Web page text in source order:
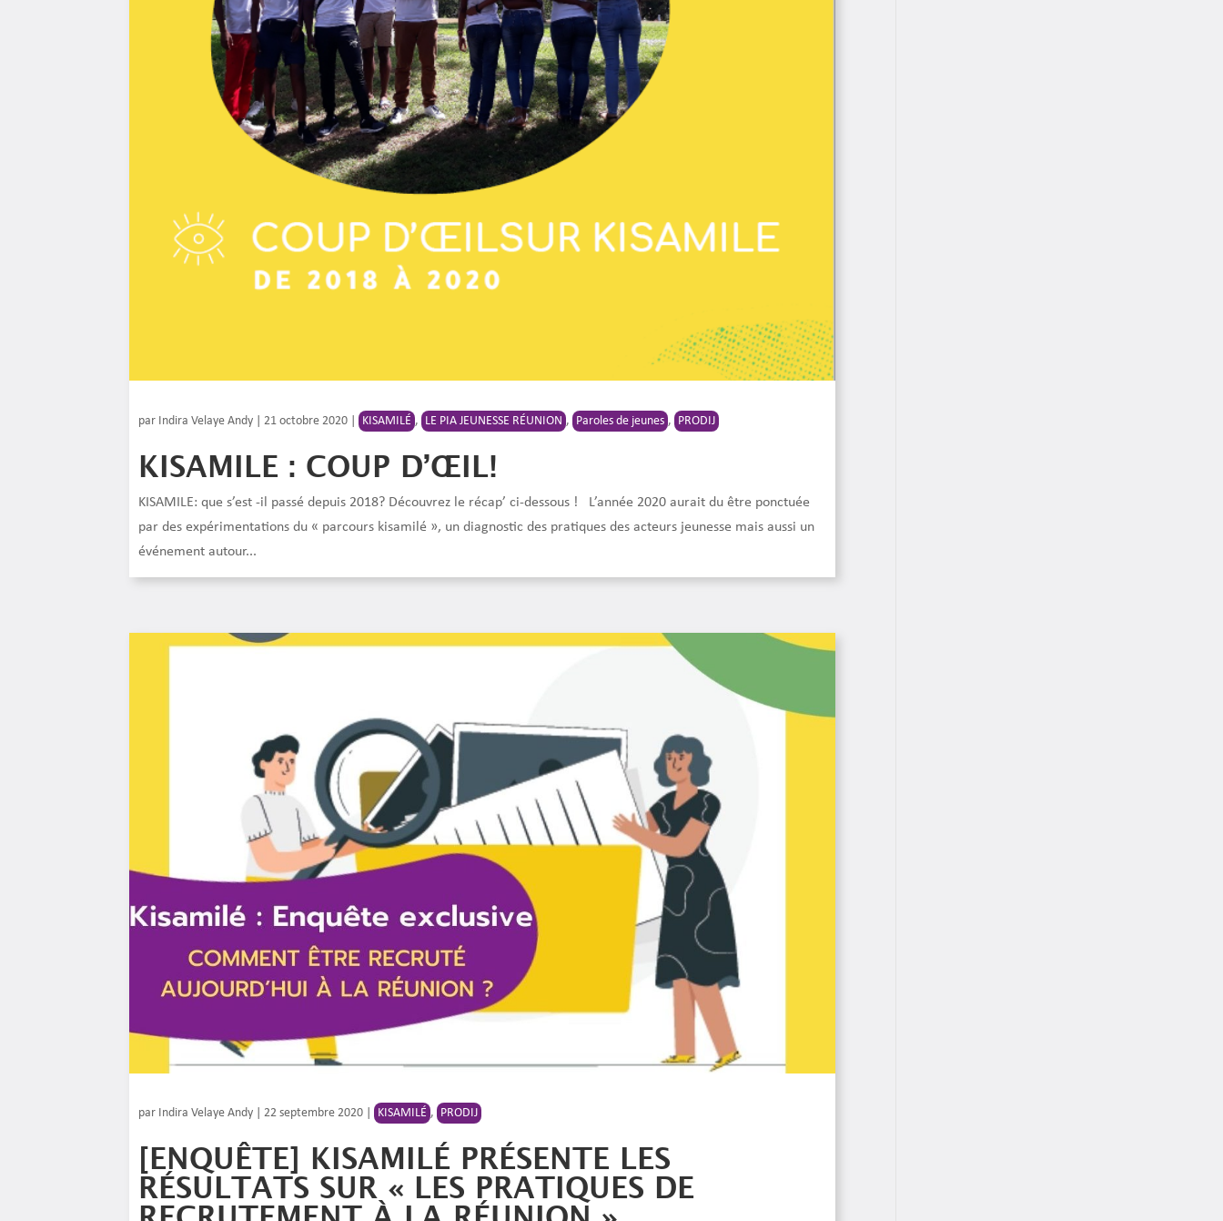
par Indira Velaye Andy |21 octobre 2020 | KISAMILÉ , LE PIA JEUNESSE RÉUNION , Paroles de jeunes , PRODIJ
KISAMILE : COUP D’ŒIL!
KISAMILE: que s’est -il passé depuis 2018? Découvrez le récap’ ci-dessous ! L’année 2020 aurait du être ponctuée
par des expérimentations du « parcours kisamilé », un diagnostic des pratiques des acteurs jeunesse mais aussi un
événement autour...
par Indira Velaye Andy |22 septembre 2020 | KISAMILÉ , PRODIJ
[ENQUÊTE] KISAMILÉ PRÉSENTE LES
RÉSULTATS SUR « LES PRATIQUES DE